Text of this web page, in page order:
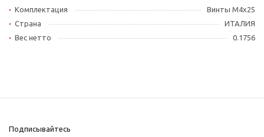
Комплектация
Винты M4x25
Страна
ИТАЛИЯ
Вес нетто
0.1756
Подписывайтесь